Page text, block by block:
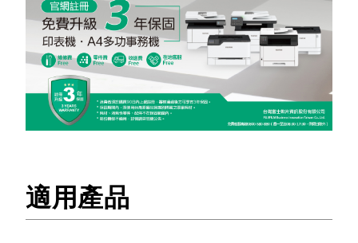
適用產品